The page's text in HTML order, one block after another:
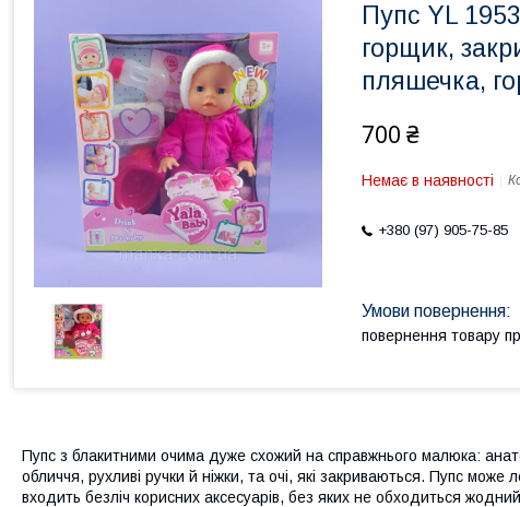
Пупс YL
горщик,
пляшечка,
700 ₴
Немає в наявності
+380 (97) 905-75-85
повернення товару
Пупс з блакитними очима дуже схожий на справжнього малюка:
обличчя, рухливі ручки й ніжки, та очі, які закриваються. Пупс
входить безліч корисних аксесуарів, без яких не обходиться